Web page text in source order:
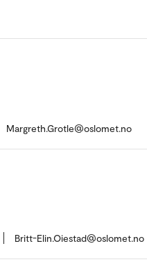
Margreth.Grotle@oslomet.no
Britt-Elin.Oiestad@oslomet.no